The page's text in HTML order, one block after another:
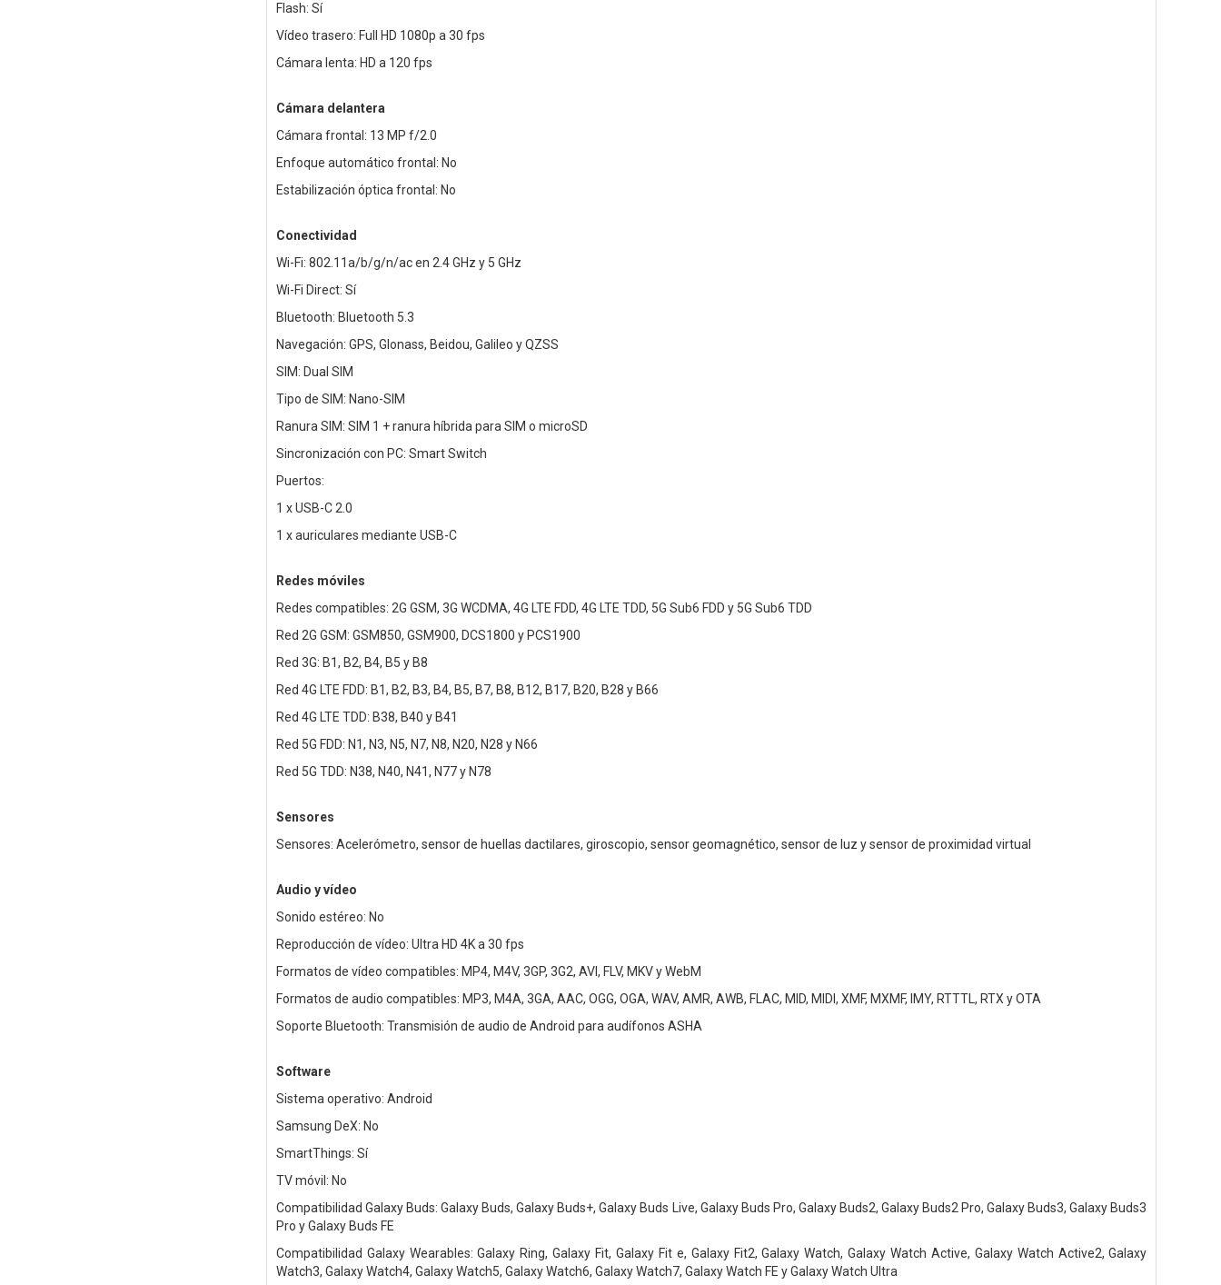
Flash: Sí
Vídeo trasero: Full HD 1080p a 30 fps
Cámara lenta: HD a 120 fps
Cámara delantera
Cámara frontal: 13 MP f/2.0
Enfoque automático frontal: No
Estabilización óptica frontal: No
Conectividad
Wi-Fi: 802.11a/b/g/n/ac en 2.4 GHz y 5 GHz
Wi-Fi Direct: Sí
Bluetooth: Bluetooth 5.3
Navegación: GPS, Glonass, Beidou, Galileo y QZSS
SIM: Dual SIM
Tipo de SIM: Nano-SIM
Ranura SIM: SIM 1 + ranura híbrida para SIM o microSD
Sincronización con PC: Smart Switch
Puertos:
1 x USB-C 2.0
1 x auriculares mediante USB-C
Redes móviles
Redes compatibles: 2G GSM, 3G WCDMA, 4G LTE FDD, 4G LTE TDD, 5G Sub6 FDD y 5G Sub6 TDD
Red 2G GSM: GSM850, GSM900, DCS1800 y PCS1900
Red 3G: B1, B2, B4, B5 y B8
Red 4G LTE FDD: B1, B2, B3, B4, B5, B7, B8, B12, B17, B20, B28 y B66
Red 4G LTE TDD: B38, B40 y B41
Red 5G FDD: N1, N3, N5, N7, N8, N20, N28 y N66
Red 5G TDD: N38, N40, N41, N77 y N78
Sensores
Sensores: Acelerómetro, sensor de huellas dactilares, giroscopio, sensor geomagnético, sensor de luz y sensor de proximidad virtual
Audio y vídeo
Sonido estéreo: No
Reproducción de vídeo: Ultra HD 4K a 30 fps
Formatos de vídeo compatibles: MP4, M4V, 3GP, 3G2, AVI, FLV, MKV y WebM
Formatos de audio compatibles: MP3, M4A, 3GA, AAC, OGG, OGA, WAV, AMR, AWB, FLAC, MID, MIDI, XMF, MXMF, IMY, RTTTL, RTX y OTA
Soporte Bluetooth: Transmisión de audio de Android para audífonos ASHA
Software
Sistema operativo: Android
Samsung DeX: No
SmartThings: Sí
TV móvil: No
Compatibilidad Galaxy Buds: Galaxy Buds, Galaxy Buds+, Galaxy Buds Live, Galaxy Buds Pro, Galaxy Buds2, Galaxy Buds2 Pro, Galaxy Buds3, Galaxy Buds3
Pro y Galaxy Buds FE
Compatibilidad Galaxy Wearables: Galaxy Ring, Galaxy Fit, Galaxy Fit e, Galaxy Fit2, Galaxy Watch, Galaxy Watch Active, Galaxy Watch Active2, Galaxy
Watch3, Galaxy Watch4, Galaxy Watch5, Galaxy Watch6, Galaxy Watch7, Galaxy Watch FE y Galaxy Watch Ultra